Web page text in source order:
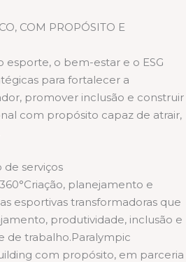
COM PROPÓSITO E
esporte, o bem-estar e o ESG
para fortalecer a
promover inclusão e construir
com propósito capaz de atrair,
de serviços
planejamento e
esportivas transformadoras que
produtividade, inclusão e
de trabalho.Paralympic
com propósito, em parceria